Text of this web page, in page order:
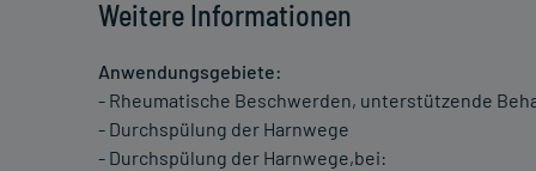
Weitere Informationen
Anwendungsgebiete:
- Rheumatische Beschwerden, unterstützende
- Durchspülung der Harnwege
- Durchspülung der Harnwege,bei: